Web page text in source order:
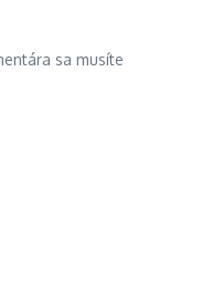
sa musíte